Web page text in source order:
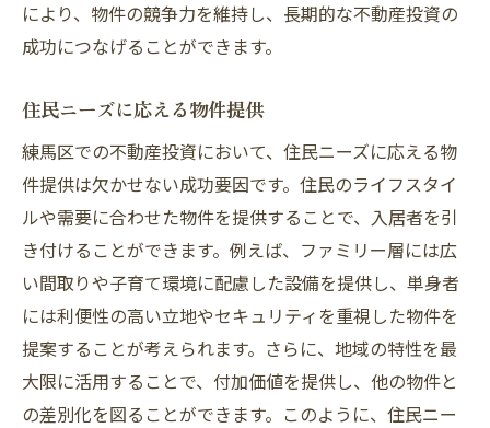
により、物件の競争力を維持し、長期的な不動産投資の
成功につなげることができます。
住民ニーズに応える物件提供
練馬区での不動産投資において、住民ニーズに応える物
件提供は欠かせない成功要因です。住民のライフスタイ
ルや需要に合わせた物件を提供することで、入居者を引
き付けることができます。例えば、ファミリー層には広
い間取りや子育て環境に配慮した設備を提供し、単身者
には利便性の高い立地やセキュリティを重視した物件を
提案することが考えられます。さらに、地域の特性を最
大限に活用することで、付加価値を提供し、他の物件と
の差別化を図ることができます。このように、住民ニー